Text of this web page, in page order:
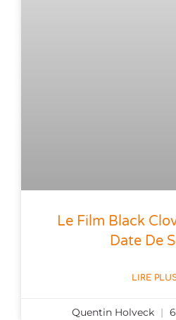
Le Film Black
Date De
LIRE
Quentin Holveck